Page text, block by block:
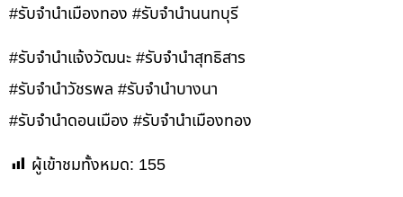
#รับจำนำเมืองทอง #รับจำนำนนทบุรี
#รับจำนำแจ้งวัฒนะ #รับจำนำสุทธิสาร
#รับจำนำวัชรพล #รับจำนำบางนา
#รับจำนำดอนเมือง #รับจำนำเมืองทอง
ผู้เข้าชมทั้งหมด: 155